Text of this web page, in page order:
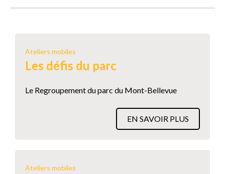
Ateliers mobiles
Les défis du parc
Le Regroupement du parc du Mont-Bellevue
EN SAVOIR PLUS
Ateliers mobiles